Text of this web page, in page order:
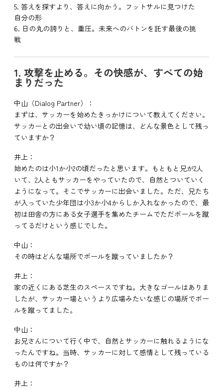
5. 答えを探すより、答えに向かう。フットサルに見つけた
自分の形
6. 日の丸の誇りと、重圧。未来へのバトンを託す最後の挑
戦
1. 攻撃を止める。その快感が、すべての始
まりだった
中山（Dialog Partner）：
まずは、サッカーを始めたきっかけについて教えてください。
サッカーとの出会いで幼い頃の記憶は、どんな景色として残っ
ていますか？
井上：
始めたのは小1か小2の頃だったと思います。もともと兄が2人
いて、2人ともサッカーをやっていたので、自然とついていく
ようになって。そこでサッカーに出会いました。ただ、兄たち
が入っていた少年団は小3か小4からしか入れなかったので、最
初は田舎の方にある女子選手を集めたチームでただボールを蹴
ってるだけという感じでした。
中山：
その時はどんな場所でボールを蹴っていましたか？
井上：
家の近くにある芝生のスペースですね。大きなゴールはありま
したが、サッカー場というより広場みたいな感じの場所でボー
ルを蹴ってました。
中山：
お兄さんについて行く中で、自然とサッカーに触れるようにな
ったんですね。当時、サッカーに対して感情として残っている
ものは何ですか？
井上：